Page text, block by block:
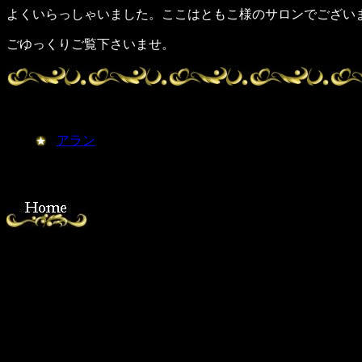
よくいらっしゃいました。ここはともこ様のサロンでござい
ごゆっくりご覧下さいませ。
アラン